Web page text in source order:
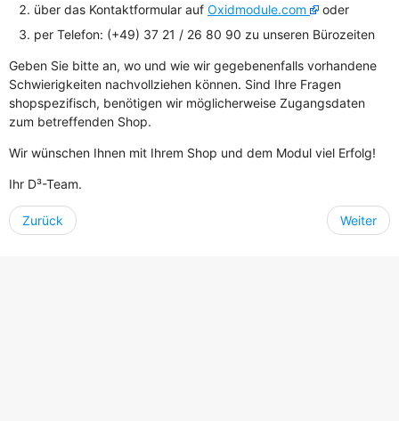
über das Kontaktformular auf Oxidmodule.com
oder
per Telefon: (+49) 37 21 / 26 80 90 zu unseren Bürozeiten
Geben Sie bitte an, wo und wie wir gegebenenfalls vorhandene
Schwierigkeiten nachvollziehen können. Sind Ihre Fragen
shopspezifisch, benötigen wir möglicherweise Zugangsdaten
zum betreffenden Shop.
Wir wünschen Ihnen mit Ihrem Shop und dem Modul viel Erfolg!
Ihr D³-Team.
Zurück Weiter